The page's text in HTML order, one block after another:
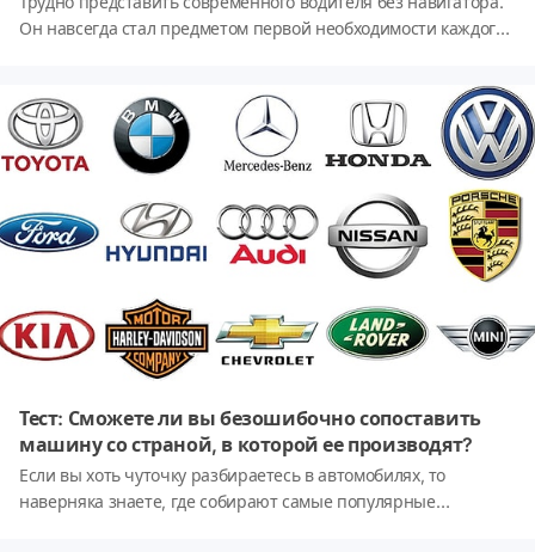
Он навсегда стал предметом первой необходимости каждого
примеров таких случаев 👇
Тест: Сможете ли вы безошибочно сопоставить
машину со страной, в которой ее производят?
Если вы хоть чуточку разбираетесь в автомобилях, то
наверняка знаете, где собирают самые популярные